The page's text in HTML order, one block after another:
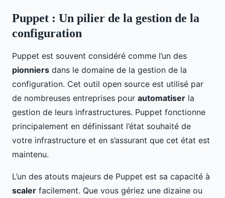
Puppet : Un pilier de la gestion de la
configuration
Puppet est souvent considéré comme l’un des
pionniers dans le domaine de la gestion de la
configuration. Cet outil open source est utilisé par
de nombreuses entreprises pour automatiser la
gestion de leurs infrastructures. Puppet fonctionne
principalement en définissant l’état souhaité de
votre infrastructure et en s’assurant que cet état est
maintenu.
L’un des atouts majeurs de Puppet est sa capacité à
scaler facilement. Que vous gériez une dizaine ou